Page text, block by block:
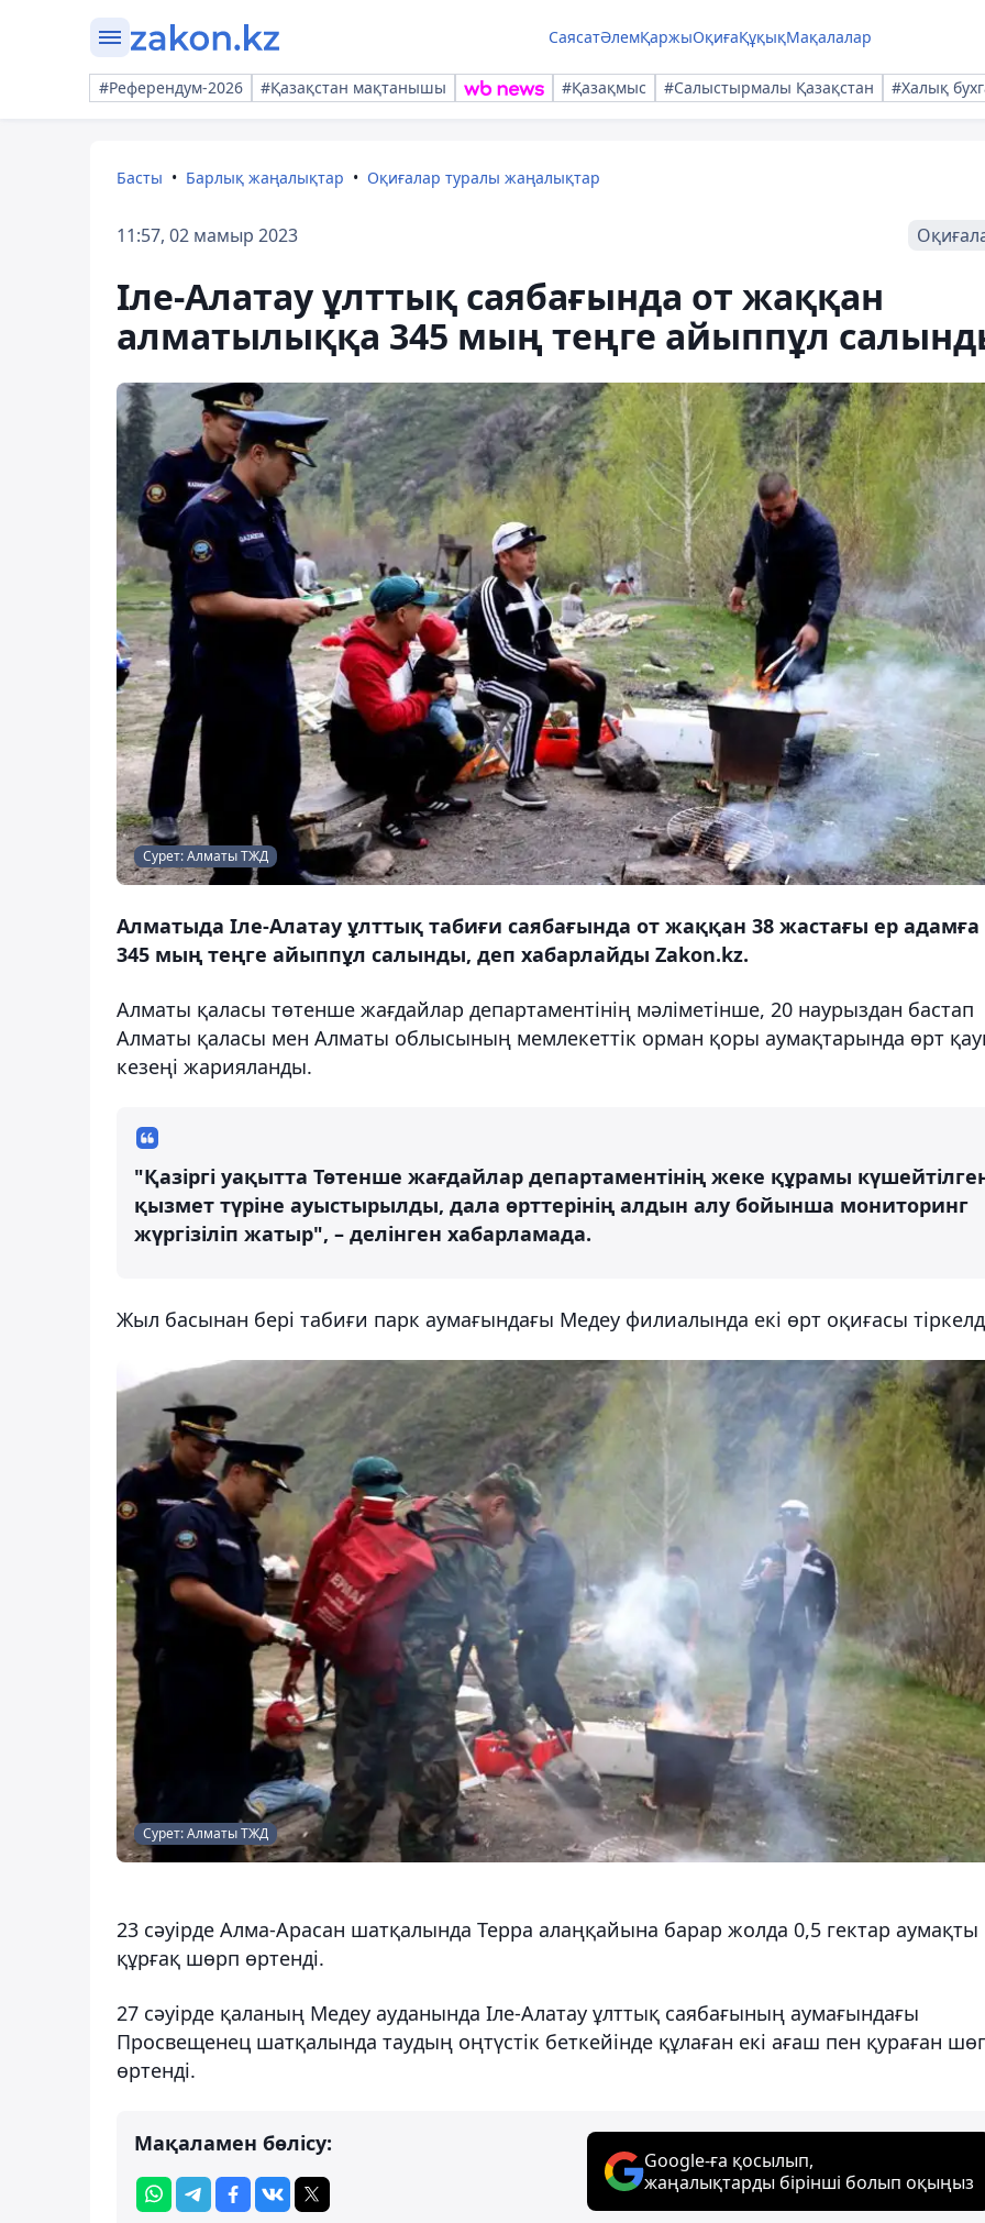
СаясатӘлемҚаржыОқиғаҚұқықМақалалар
#Референдум-2026 #Қазақстан мақтанышы #Қазақмыс #Салыстырмалы Қазақстан #Халық
Басты Барлық жаңалықтар Оқиғалар туралы жаңалықтар
11:57, 02 мамыр 2023
Іле-Алатау ұлттық саябағында от жаққан
алматылыққа 345 мың теңге айыппұл
Сурет: Алматы ТЖД
Алматыда Іле-Алатау ұлттық табиғи саябағында от жаққан 38 жастағы ер адамға
345 мың теңге айыппұл салынды, деп хабарлайды Zakon.kz.
Алматы қаласы төтенше жағдайлар департаментінің мәліметінше, 20 наурыздан бастап
Алматы қаласы мен Алматы облысының мемлекеттік орман қоры аумақтарында өрт
кезеңі жарияланды.
"Қазіргі уақытта Төтенше жағдайлар департаментінің жеке құрамы
қызмет түріне ауыстырылды, дала өрттерінің алдын алу бойынша мониторинг
жүргізіліп жатыр", – делінген хабарламада.
Жыл басынан бері табиғи парк аумағындағы Медеу филиалында екі өрт оқиғасы
Сурет: Алматы ТЖД
23 сәуірде Алма-Арасан шатқалында Терра алаңқайына барар жолда 0,5 гектар аумақты
құрғақ шөрп өртенді.
27 сәуірде қаланың Медеу ауданында Іле-Алатау ұлттық саябағының аумағындағы
Просвещенец шатқалында таудың оңтүстік беткейінде құлаған екі ағаш пен қураған
өртенді.
Мақаламен бөлісу:
Google-ға қосылып,
жаңалықтарды бірінші болып оқыңыз